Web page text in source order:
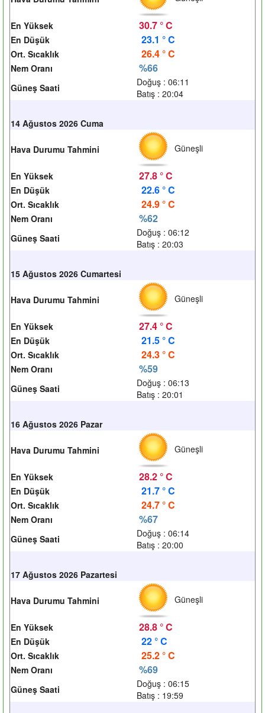
En Yüksek 30.7 ° C
En Düşük 23.1 ° C
Ort. Sıcaklık 26.4 ° C
Nem Oranı %66
Güneş Saati
Doğuş : 06:11
Batış : 20:04
14 Ağustos 2026 Cuma
Hava Durumu Tahmini Güneşli
En Yüksek 27.8 ° C
En Düşük 22.6 ° C
Ort. Sıcaklık 24.9 ° C
Nem Oranı %62
Güneş Saati
Doğuş : 06:12
Batış : 20:03
15 Ağustos 2026 Cumartesi
Hava Durumu Tahmini Güneşli
En Yüksek 27.4 ° C
En Düşük 21.5 ° C
Ort. Sıcaklık 24.3 ° C
Nem Oranı %59
Güneş Saati
Doğuş : 06:13
Batış : 20:01
16 Ağustos 2026 Pazar
Hava Durumu Tahmini Güneşli
En Yüksek 28.2 ° C
En Düşük 21.7 ° C
Ort. Sıcaklık 24.7 ° C
Nem Oranı %67
Güneş Saati
Doğuş : 06:14
Batış : 20:00
17 Ağustos 2026 Pazartesi
Hava Durumu Tahmini Güneşli
En Yüksek 28.8 ° C
En Düşük 22 ° C
Ort. Sıcaklık 25.2 ° C
Nem Oranı %69
Güneş Saati
Doğuş : 06:15
Batış : 19:59